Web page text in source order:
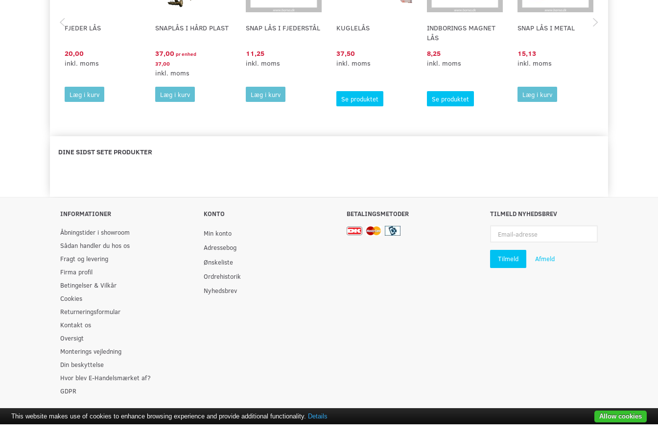
FJEDER LÅS
20,00
inkl. moms
Læg i kurv
SNAPLÅS I HÅRD PLAST
37,00 prenhed
37,00
inkl. moms
Læg i kurv
SNAP LÅS I FJEDERSTÅL
11,25
inkl. moms
Læg i kurv
KUGLELÅS
37,50
inkl. moms
Se produktet
INDBORINGS MAGNET
LÅS
8,25
inkl. moms
Se produktet
SNAP LÅS I METAL
15,13
inkl. moms
Læg i kurv
DINE SIDST SETE PRODUKTER
INFORMATIONER
Åbningstider i showroom
Sådan handler du hos os
Fragt og levering
Firma profil
Betingelser & Vilkår
Cookies
Returneringsformular
Kontakt os
Oversigt
Monterings vejledning
Din beskyttelse
Hvor blev E-Handelsmærket af?
GDPR
KONTO
Min konto
Adressebog
Ønskeliste
Ordrehistorik
Nyhedsbrev
BETALINGSMETODER
TILMELD NYHEDSBREV
adresse
Tilmeld Afmeld
This website makes use of cookies to enhance browsing experience and provide additional functionality. Details Allow cookies